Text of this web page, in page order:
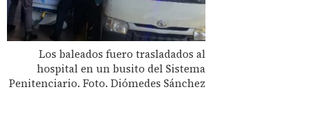
Los baleados fuero trasladados al
hospital en un busito del Sistema
Penitenciario. Foto. Diómedes Sánchez